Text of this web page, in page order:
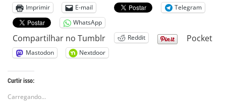
Imprimir E-mail
Telegram
WhatsApp
Compartilhar no Tumblr Reddit Pocket
Mastodon Nextdoor
Curtir isso:
Carregando...